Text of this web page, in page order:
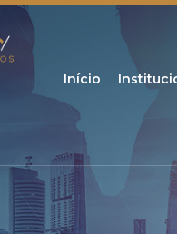
Início